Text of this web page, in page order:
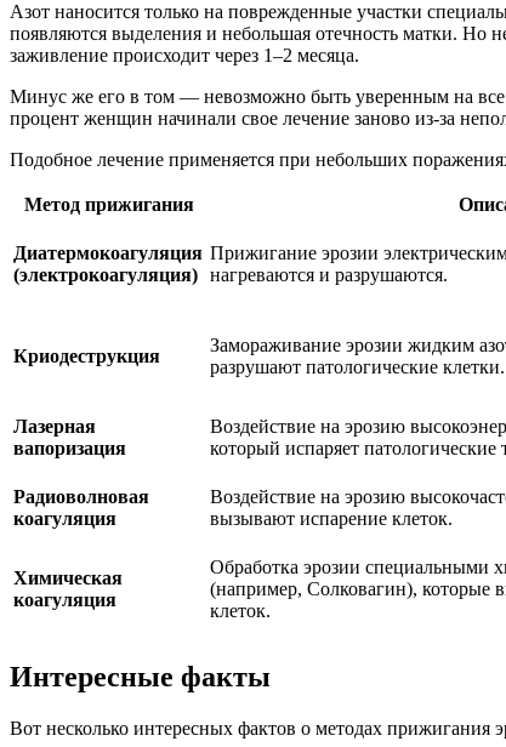
Азот наносится только на поврежденные участки
появляются выделения и небольшая отечность матки. Но
заживление происходит через 1–2 месяца.
Минус же его в том — невозможно быть уверенным на все
процент женщин начинали свое лечение заново из-за
Подобное лечение применяется при небольших
Метод прижигания
Диатермокоагуляция
(электрокоагуляция)
Прижигание эрозии
нагреваются и разрушаются.
Криодеструкция
Замораживание эрозии жидким
разрушают патологические клетки.
Лазерная
вапоризация
Воздействие на эрозию
который испаряет патологические
Радиоволновая
коагуляция
Воздействие на эрозию
вызывают испарение клеток.
Химическая
коагуляция
Обработка эрозии специальными
(например, Солковагин), которые
клеток.
Интересные факты
Вот несколько интересных фактов о методах прижигания